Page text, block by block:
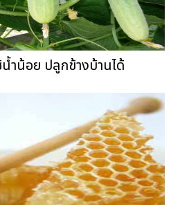
ำน้อย ปลูกข้างบ้านได้